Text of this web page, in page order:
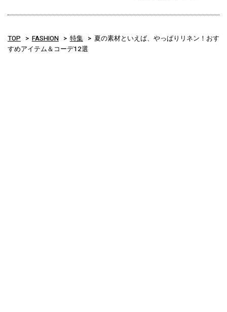
TOP FASHION 特集
夏の素材といえば、やっぱりリネン！おす
すめアイテム＆コーデ12選